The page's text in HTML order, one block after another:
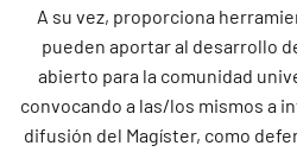
A su vez, proporciona
pueden aportar al desarrollo
abierto para la comunidad
convocando a las/los mismos a
difusión del Magíster, como